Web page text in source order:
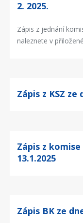
2. 2025.
Zápis z jednání
naleznete v
Zápis z KSZ ze
Zápis z
13.1.2025
Zápis BK ze